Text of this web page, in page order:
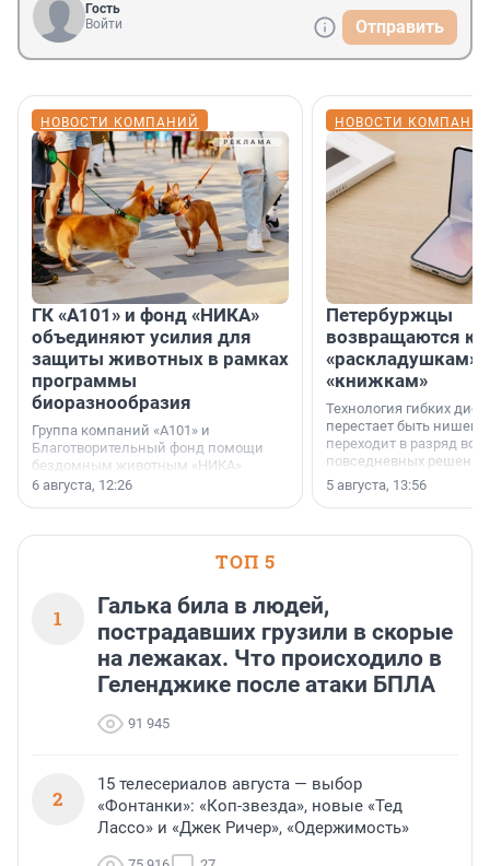
Гость
Войти
Отправить
НОВОСТИ КОМПАНИЙ
ГК «А101» и фонд «НИКА»
объединяют усилия для
защиты животных в рамках
программы
биоразнообразия
Группа компаний «А101» и
Благотворительный фонд помощи
бездомным животным «НИКА»
заключили соглашение о
6 августа, 12:26
НОВОСТИ
Петербуржцы
возвращаются к
«раскладушкам»
«книжкам»
Технология гибких
перестает быть
переходит в разряд
повседневных
5 августа, 13:56
ТОП 5
1
Галька била в людей,
пострадавших грузили в скорые
на лежаках. Что происходило в
Геленджике после атаки БПЛА
91 945
2
15 телесериалов августа — выбор
«Фонтанки»: «Коп-звезда», новые «Тед
Лассо» и «Джек Ричер», «Одержимость»